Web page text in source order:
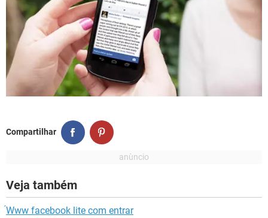
Compartilhar
Veja também
́Www facebook lite com entrar